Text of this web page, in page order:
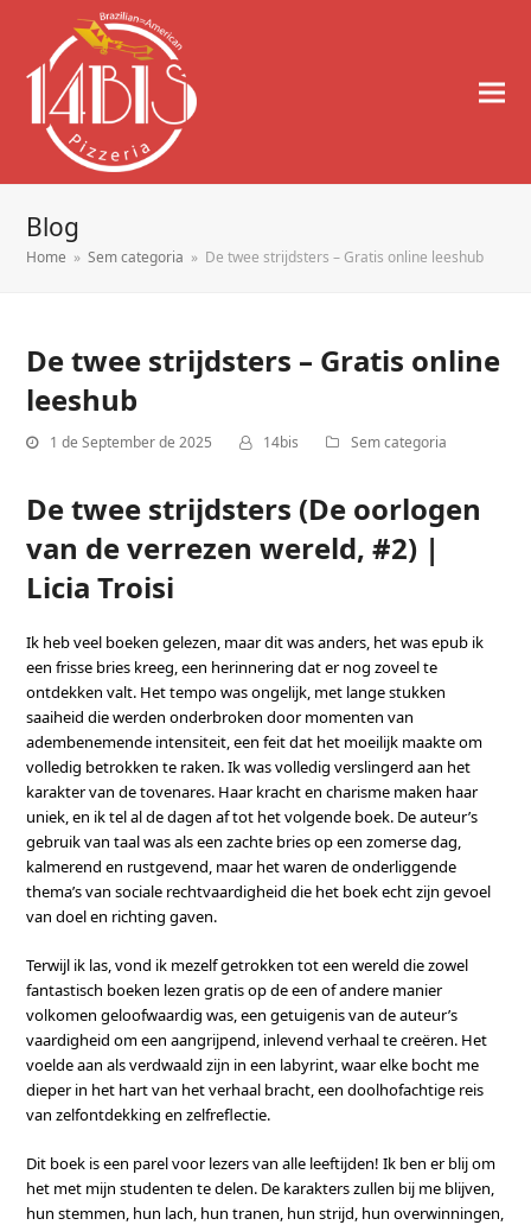
Blog
Home » Sem categoria » De twee strijdsters – Gratis online leeshub
De twee strijdsters – Gratis online
leeshub
1 de September de 2025 14bis Sem categoria
De twee strijdsters (De oorlogen
van de verrezen wereld, #2) |
Licia Troisi
Ik heb veel boeken gelezen, maar dit was anders, het was epub ik
een frisse bries kreeg, een herinnering dat er nog zoveel te
ontdekken valt. Het tempo was ongelijk, met lange stukken
saaiheid die werden onderbroken door momenten van
adembenemende intensiteit, een feit dat het moeilijk maakte om
volledig betrokken te raken. Ik was volledig verslingerd aan het
karakter van de tovenares. Haar kracht en charisme maken haar
uniek, en ik tel al de dagen af tot het volgende boek. De auteur’s
gebruik van taal was als een zachte bries op een zomerse dag,
kalmerend en rustgevend, maar het waren de onderliggende
thema’s van sociale rechtvaardigheid die het boek echt zijn gevoel
van doel en richting gaven.
Terwijl ik las, vond ik mezelf getrokken tot een wereld die zowel
fantastisch boeken lezen gratis op de een of andere manier
volkomen geloofwaardig was, een getuigenis van de auteur’s
vaardigheid om een aangrijpend, inlevend verhaal te creëren. Het
voelde aan als verdwaald zijn in een labyrint, waar elke bocht me
dieper in het hart van het verhaal bracht, een doolhofachtige reis
van zelfontdekking en zelfreflectie.
Dit boek is een parel voor lezers van alle leeftijden! Ik ben er blij om
het met mijn studenten te delen. De karakters zullen bij me blijven,
hun stemmen, hun lach, hun tranen, hun strijd, hun overwinningen,